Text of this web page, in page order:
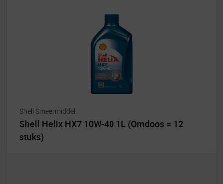
Shell Smeermiddel
Shell Helix HX7 10W-40 1L (Omdoos = 12
stuks)